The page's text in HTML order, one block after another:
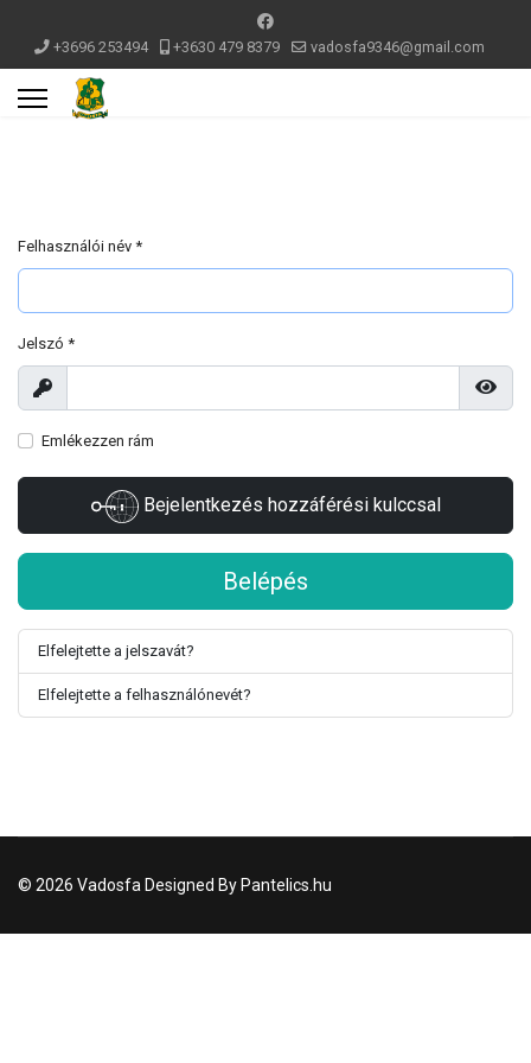
+3696 253494 +3630 479 8379 vadosfa9346@gmail.com
Felhasználói név *
Jelszó *
Megjelenítés
Emlékezzen rám
Bejelentkezés hozzáférési kulccsal
Belépés
Elfelejtette a jelszavát?
Elfelejtette a felhasználónevét?
© 2026 Vadosfa Designed By Pantelics.hu